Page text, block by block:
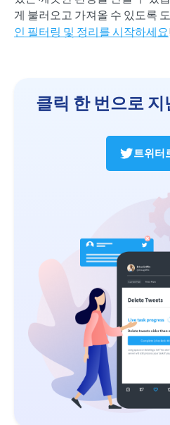
게 불러오고 가져올 수 있도록
인 필터링 및 정리를 시작하세요!
클릭 한 번으로
트위터